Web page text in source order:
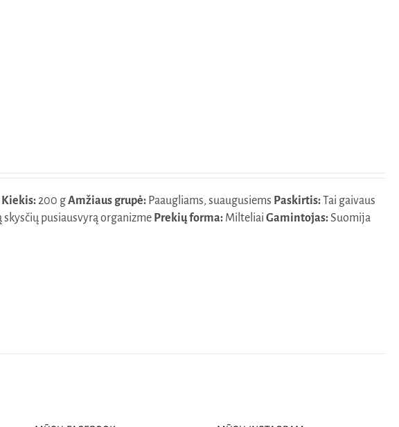
Kiekis:200 gAmžiaus grupė: Paaugliams, suaugusiems Paskirtis:Tai gaivaus
pusiausvyrą organizme Prekių forma: MilteliaiGamintojas:Suomija